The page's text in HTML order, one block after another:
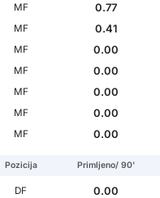
MF
0.77
MF
0.41
MF
0.00
MF
0.00
MF
0.00
MF
0.00
MF 0.00
Pozicija Primljeno/ 90'
DF
0.00